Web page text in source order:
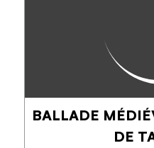
de la Résistance des
de liaison le gendarme
BALLADE
DE